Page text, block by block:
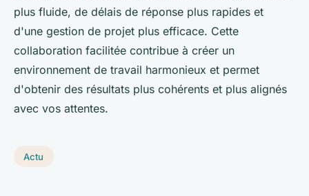
plus fluide, de délais de réponse plus rapides et
d'une gestion de projet plus efficace. Cette
collaboration facilitée contribue à créer un
environnement de travail harmonieux et permet
d'obtenir des résultats plus cohérents et plus alignés
avec vos attentes.
Actu